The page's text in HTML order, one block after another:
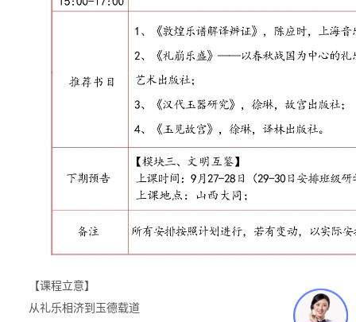
【课程立意】
从礼乐相济到玉德载道